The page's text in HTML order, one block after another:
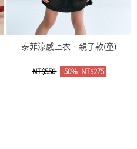
泰菲涼感上衣‧親子款(童)
NT$550 -50% NT$275